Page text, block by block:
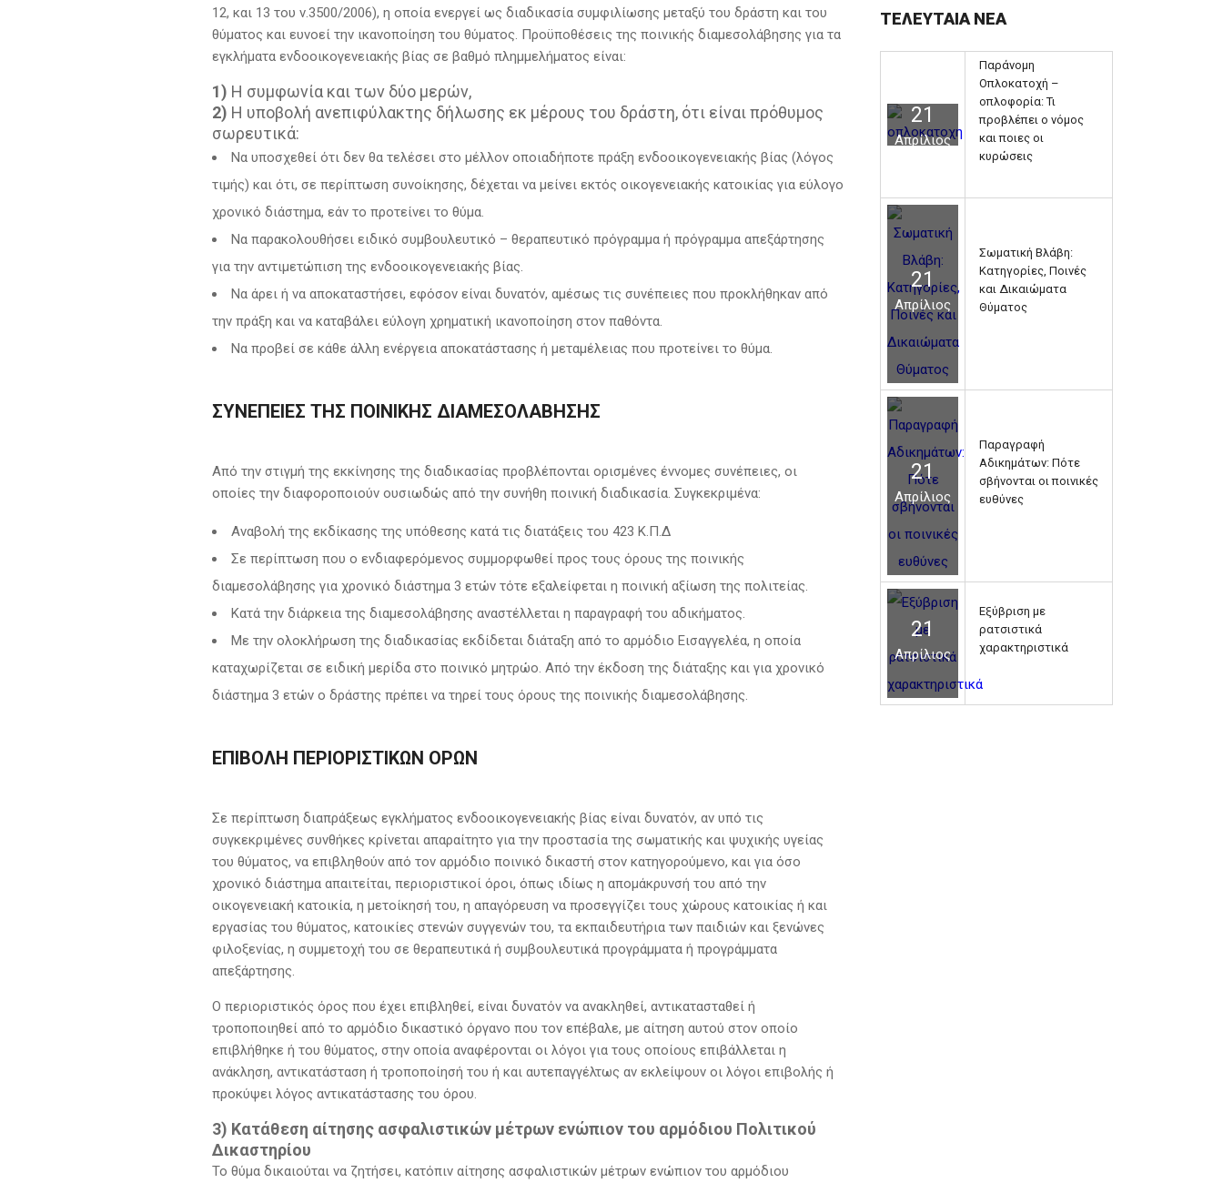
12, και 13 του ν.3500/2006), η οποία ενεργεί ως διαδικασία συμφιλίωσης μεταξύ του δράστη και του
θύματος και ευνοεί την ικανοποίηση του θύματος. Προϋποθέσεις της ποινικής διαμεσολάβησης για τα
εγκλήματα ενδοοικογενειακής βίας σε βαθμό πλημμελήματος είναι:
1) Η συμφωνία και των δύο μερών,
2) Η υποβολή ανεπιφύλακτης δήλωσης εκ μέρους του δράστη, ότι είναι πρόθυμος
σωρευτικά:
Να υποσχεθεί ότι δεν θα τελέσει στο μέλλον οποιαδήποτε πράξη ενδοοικογενειακής βίας (λόγος
τιμής) και ότι, σε περίπτωση συνοίκησης, δέχεται να μείνει εκτός οικογενειακής κατοικίας για εύλογο
χρονικό διάστημα, εάν το προτείνει το θύμα.
Να παρακολουθήσει ειδικό συμβουλευτικό – θεραπευτικό πρόγραμμα ή πρόγραμμα απεξάρτησης
για την αντιμετώπιση της ενδοοικογενειακής βίας.
Να άρει ή να αποκαταστήσει, εφόσον είναι δυνατόν, αμέσως τις συνέπειες που προκλήθηκαν από
την πράξη και να καταβάλει εύλογη χρηματική ικανοποίηση στον παθόντα.
Να προβεί σε κάθε άλλη ενέργεια αποκατάστασης ή μεταμέλειας που προτείνει το θύμα.
ΣΥΝΈΠΕΙΕΣ ΤΗΣ ΠΟΙΝΙΚΉΣ ΔΙΑΜΕΣΟΛΆΒΗΣΗΣ
Από την στιγμή της εκκίνησης της διαδικασίας προβλέπονται ορισμένες έννομες συνέπειες, οι
οποίες την διαφοροποιούν ουσιωδώς από την συνήθη ποινική διαδικασία. Συγκεκριμένα:
Αναβολή της εκδίκασης της υπόθεσης κατά τις διατάξεις του 423 Κ.Π.Δ
Σε περίπτωση που ο ενδιαφερόμενος συμμορφωθεί προς τους όρους της ποινικής
διαμεσολάβησης για χρονικό διάστημα 3 ετών τότε εξαλείφεται η ποινική αξίωση της πολιτείας.
Κατά την διάρκεια της διαμεσολάβησης αναστέλλεται η παραγραφή του αδικήματος.
Με την ολοκλήρωση της διαδικασίας εκδίδεται διάταξη από το αρμόδιο Εισαγγελέα, η οποία
καταχωρίζεται σε ειδική μερίδα στο ποινικό μητρώο. Από την έκδοση της διάταξης και για χρονικό
διάστημα 3 ετών ο δράστης πρέπει να τηρεί τους όρους της ποινικής διαμεσολάβησης.
ΕΠΙΒΟΛΉ ΠΕΡΙΟΡΙΣΤΙΚΏΝ ΌΡΩΝ
Σε περίπτωση διαπράξεως εγκλήματος ενδοοικογενειακής βίας είναι δυνατόν, αν υπό τις
συγκεκριμένες συνθήκες κρίνεται απαραίτητο για την προστασία της σωματικής και ψυχικής υγείας
του θύματος, να επιβληθούν από τον αρμόδιο ποινικό δικαστή στον κατηγορούμενο, και για όσο
χρονικό διάστημα απαιτείται, περιοριστικοί όροι, όπως ιδίως η απομάκρυνσή του από την
οικογενειακή κατοικία, η μετοίκησή του, η απαγόρευση να προσεγγίζει τους χώρους κατοικίας ή και
εργασίας του θύματος, κατοικίες στενών συγγενών του, τα εκπαιδευτήρια των παιδιών και ξενώνες
φιλοξενίας, η συμμετοχή του σε θεραπευτικά ή συμβουλευτικά προγράμματα ή προγράμματα
απεξάρτησης.
Ο περιοριστικός όρος που έχει επιβληθεί, είναι δυνατόν να ανακληθεί, αντικατασταθεί ή
τροποποιηθεί από το αρμόδιο δικαστικό όργανο που τον επέβαλε, με αίτηση αυτού στον οποίο
επιβλήθηκε ή του θύματος, στην οποία αναφέρονται οι λόγοι για τους οποίους επιβάλλεται η
ανάκληση, αντικατάσταση ή τροποποίησή του ή και αυτεπαγγέλτως αν εκλείψουν οι λόγοι επιβολής ή
προκύψει λόγος αντικατάστασης του όρου.
3) Κατάθεση αίτησης ασφαλιστικών μέτρων ενώπιον του αρμόδιου Πολιτικού
Δικαστηρίου
Το θύμα δικαιούται να ζητήσει, κατόπιν αίτησης ασφαλιστικών μέτρων ενώπιον του αρμόδιου
ΤΕΛΕΥΤΑΙΑ ΝΕΑ
21
Απρίλιος
Παράνομη
Οπλοκατοχή –
οπλοφορία: Τι
προβλέπει ο νόμος
και ποιες οι
κυρώσεις
21
Απρίλιος
Σωματική Βλάβη:
Κατηγορίες, Ποινές
και Δικαιώματα
Θύματος
21
Απρίλιος
Παραγραφή
Αδικημάτων: Πότε
σβήνονται οι ποινικές
ευθύνες
21
Απρίλιος
Εξύβριση με
ρατσιστικά
χαρακτηριστικά